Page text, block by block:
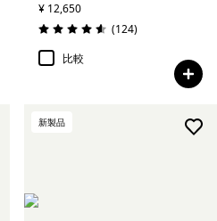
¥ 12,650
評価: 4.6 / 5
(124レビュー
)
比較
新製品